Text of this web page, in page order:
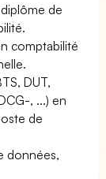
de
comptabilité
DUT,
, ...) en
de
données,